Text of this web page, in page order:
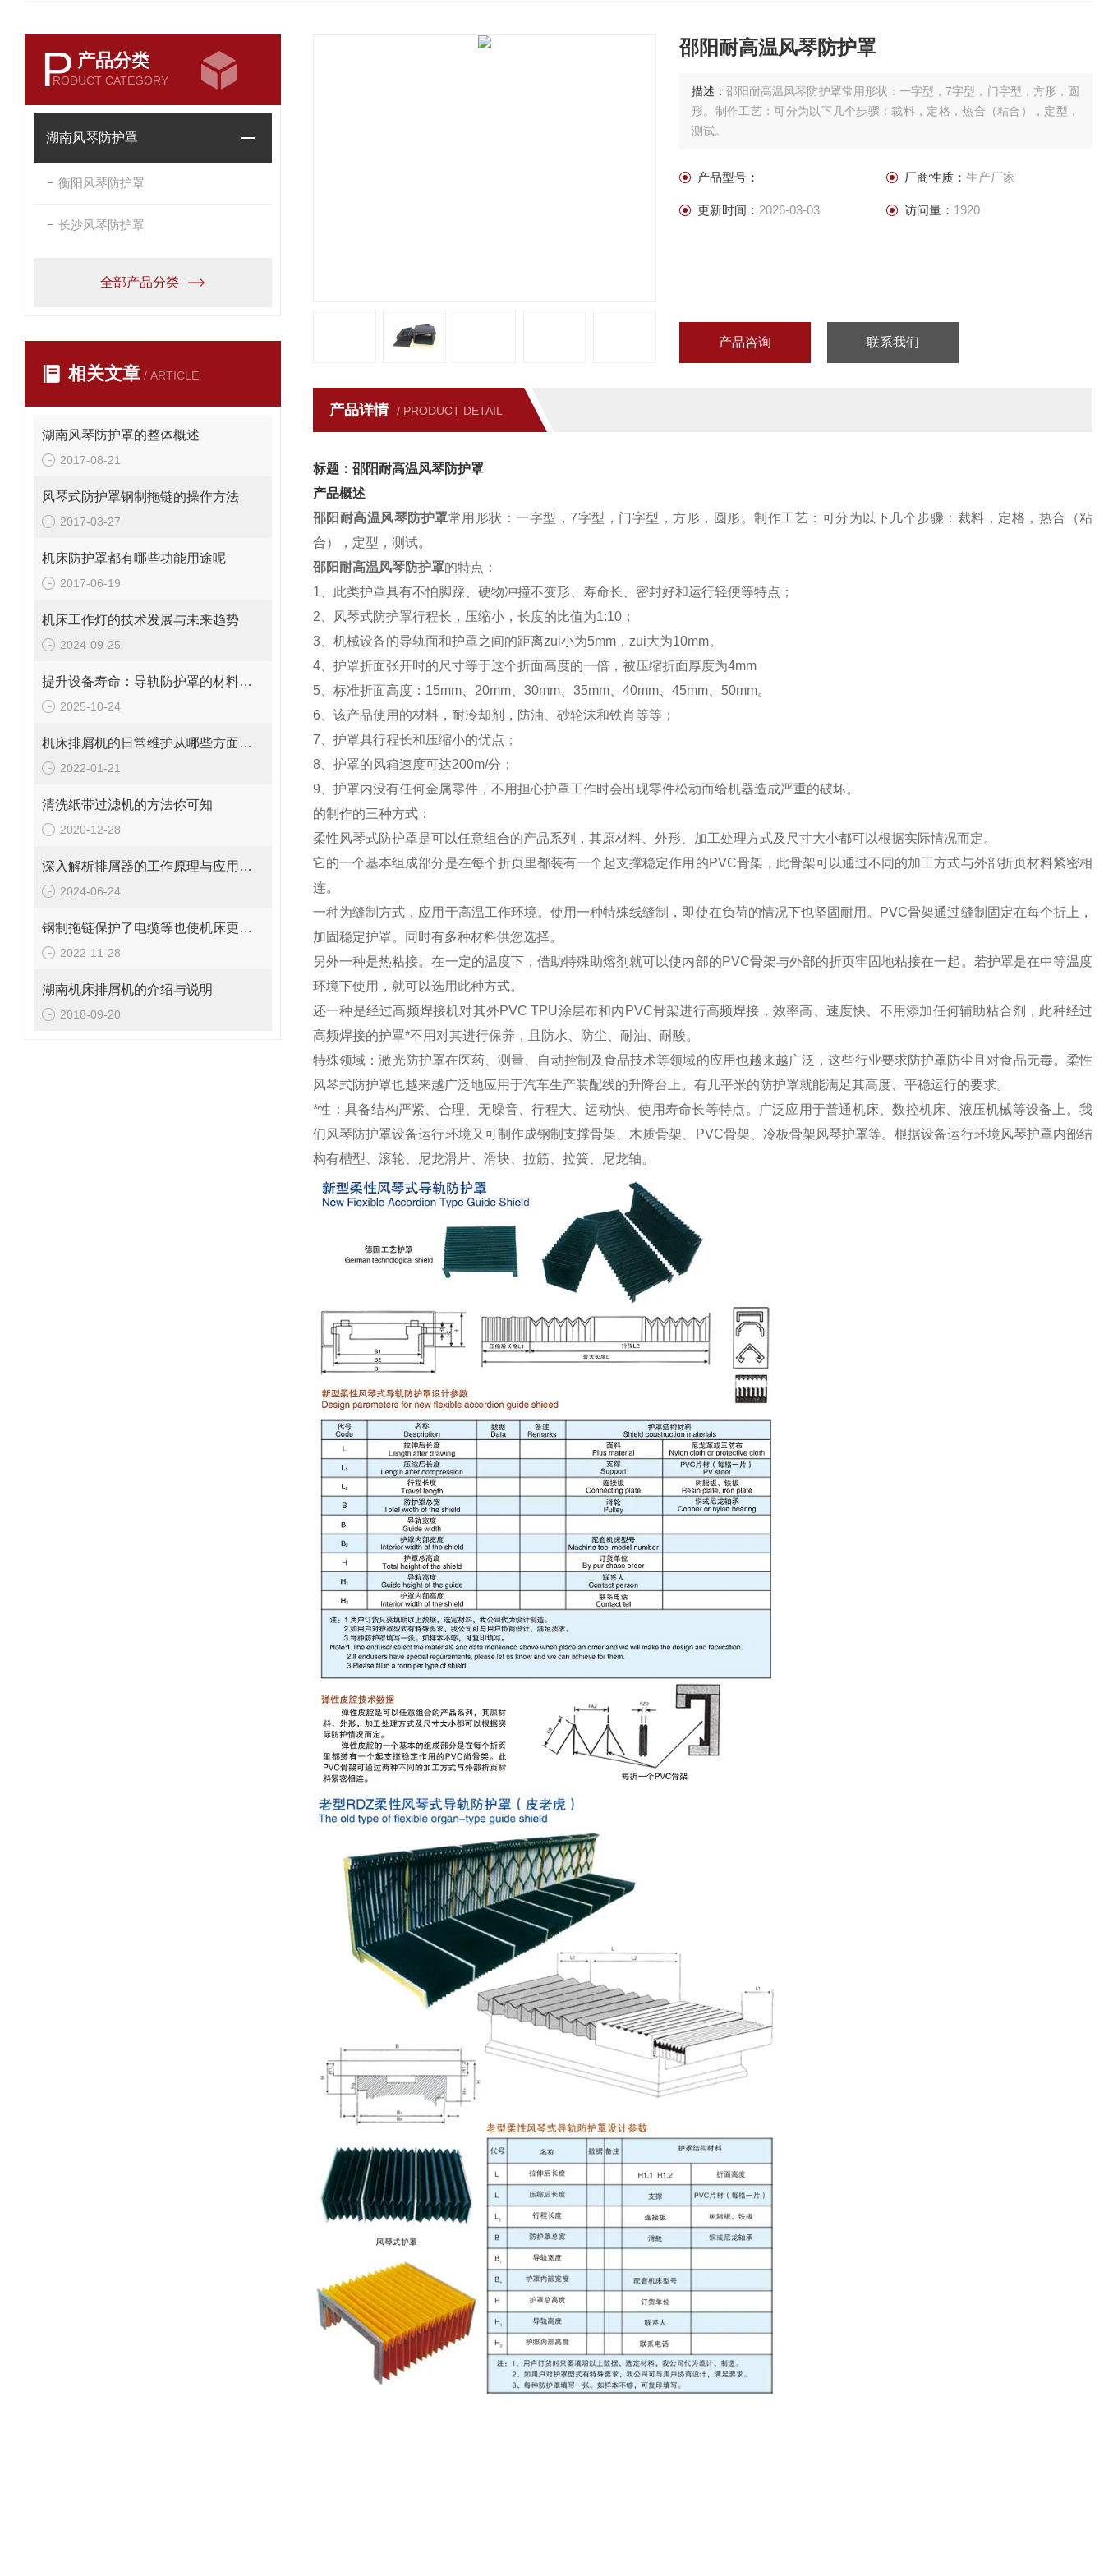
P 产品分类
RODUCT CATEGORY
湖南风琴防护罩
衡阳风琴防护罩
长沙风琴防护罩
全部产品分类
相关文章 / ARTICLE
湖南风琴防护罩的整体概述
2017-08-21
风琴式防护罩钢制拖链的操作方法
2017-03-27
机床防护罩都有哪些功能用途呢
2017-06-19
机床工作灯的技术发展与未来趋势
2024-09-25
提升设备寿命：导轨防护罩的材料选择与优化
2025-10-24
机床排屑机的日常维护从哪些方面入手
2022-01-21
清洗纸带过滤机的方法你可知
2020-12-28
深入解析排屑器的工作原理与应用价值
2024-06-24
钢制拖链保护了电缆等也使机床更美观
2022-11-28
湖南机床排屑机的介绍与说明
2018-09-20
邵阳耐高温风琴防护罩
描述：邵阳耐高温风琴防护罩常用形状：一字型，7字型，门字型，方形，圆
形。制作工艺：可分为以下几个步骤：裁料，定格，热合（粘合），定型，
测试。
产品型号： 厂商性质： 生产厂家
更新时间： 2026-03-03 访问量： 1920
产品咨询 联系我们
产品详情 / PRODUCT DETAIL
标题：邵阳耐高温风琴防护罩
产品概述
邵阳耐高温风琴防护罩常用形状：一字型，7字型，门字型，方形，圆形。制作工艺：可分为以下几个步骤：裁料，定格，热合（粘
合），定型，测试。
邵阳耐高温风琴防护罩的特点：
1、此类护罩具有不怕脚踩、硬物冲撞不变形、寿命长、密封好和运行轻便等特点；
2、风琴式防护罩行程长，压缩小，长度的比值为1:10；
3、机械设备的导轨面和护罩之间的距离zui小为5mm，zui大为10mm。
4、护罩折面张开时的尺寸等于这个折面高度的一倍，被压缩折面厚度为4mm
5、标准折面高度：15mm、20mm、30mm、35mm、40mm、45mm、50mm。
6、该产品使用的材料，耐冷却剂，防油、砂轮沫和铁肖等等；
7、护罩具行程长和压缩小的优点；
8、护罩的风箱速度可达200m/分；
9、护罩内没有任何金属零件，不用担心护罩工作时会出现零件松动而给机器造成严重的破坏。
的制作的三种方式：
柔性风琴式防护罩是可以任意组合的产品系列，其原材料、外形、加工处理方式及尺寸大小都可以根据实际情况而定。
它的一个基本组成部分是在每个折页里都装有一个起支撑稳定作用的PVC骨架，此骨架可以通过不同的加工方式与外部折页材料紧密相
连。
一种为缝制方式，应用于高温工作环境。使用一种特殊线缝制，即使在负荷的情况下也坚固耐用。PVC骨架通过缝制固定在每个折上，
加固稳定护罩。同时有多种材料供您选择。
另外一种是热粘接。在一定的温度下，借助特殊助熔剂就可以使内部的PVC骨架与外部的折页牢固地粘接在一起。若护罩是在中等温度
环境下使用，就可以选用此种方式。
还一种是经过高频焊接机对其外PVC TPU涂层布和内PVC骨架进行高频焊接，效率高、速度快、不用添加任何辅助粘合剂，此种经过
高频焊接的护罩*不用对其进行保养，且防水、防尘、耐油、耐酸。
特殊领域：激光防护罩在医药、测量、自动控制及食品技术等领域的应用也越来越广泛，这些行业要求防护罩防尘且对食品无毒。柔性
风琴式防护罩也越来越广泛地应用于汽车生产装配线的升降台上。有几平米的防护罩就能满足其高度、平稳运行的要求。
*性：具备结构严紧、合理、无噪音、行程大、运动快、使用寿命长等特点。广泛应用于普通机床、数控机床、液压机械等设备上。我
们风琴防护罩设备运行环境又可制作成钢制支撑骨架、木质骨架、PVC骨架、冷板骨架风琴护罩等。根据设备运行环境风琴护罩内部结
构有槽型、滚轮、尼龙滑片、滑块、拉筋、拉簧、尼龙轴。